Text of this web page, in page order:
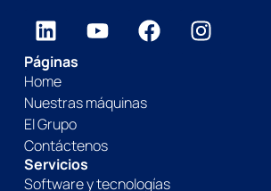
Páginas
Home
Nuestras máquinas
El Grupo
Contáctenos
Servicios
Software y tecnologías